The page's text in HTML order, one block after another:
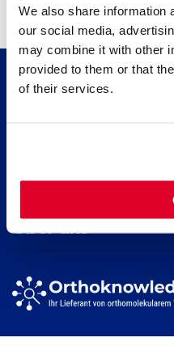
We also share information
our social media,
may combine it with other
provided to them or that
of their services.
Wissen
Neuigkeiten
Gelenke
Kreatin, für körperliche und
EPA und DHA​: neueste
3-Fettsäuren
Suchen
Indikation suchen
Nährstoff suchen
Über uns
Vitals
Vital Blog
Contact